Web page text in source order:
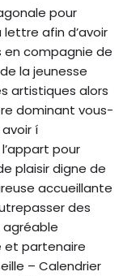
pour
lettre afin d’avoir
en compagnie de
la jeunesse
artistiques alors
dominant vous-
í
pour
plaisir digne de
accueillante
des
et partenaire
– Calendrier